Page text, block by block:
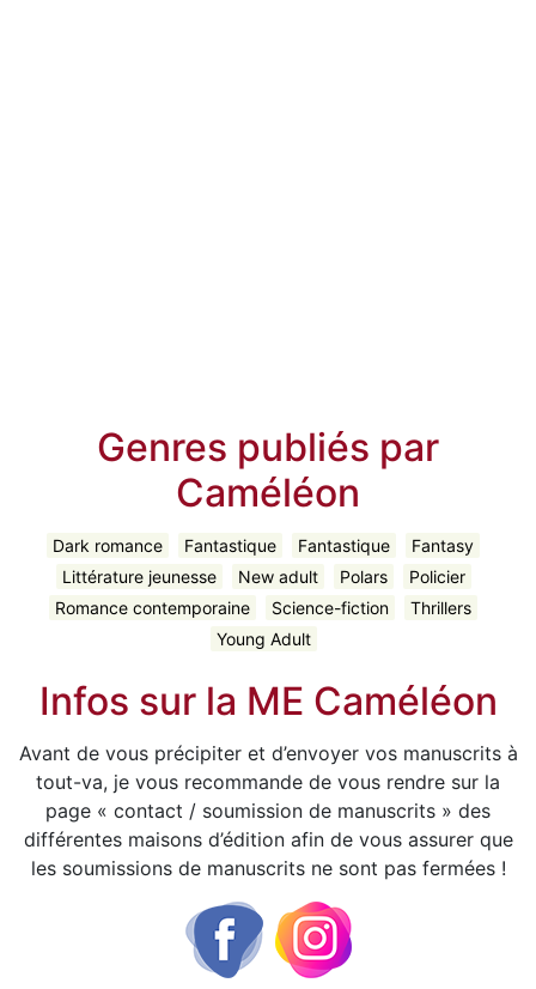
Genres publiés par
Caméléon
Dark romance Fantastique Fantastique
Fantasy
Littérature jeunesse
New adult Polars
Policier
Romance contemporaine
Science-fiction
Thrillers
Young Adult
Infos sur la ME Caméléon
Avant de vous précipiter et d’envoyer vos manuscrits à
tout-va, je vous recommande de vous rendre sur la
page « contact / soumission de manuscrits » des
différentes maisons d’édition afin de vous assurer que
les soumissions de manuscrits ne sont pas fermées !